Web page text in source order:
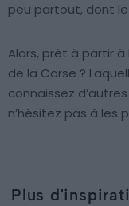
peu partout, dont
Alors, prêt à partir
de la Corse ?
connaissez
n’hésitez pas à les
Plus